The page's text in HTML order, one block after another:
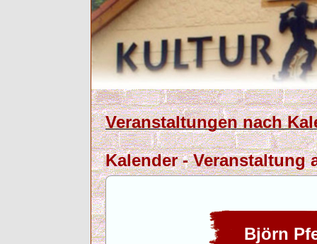
Veranstaltungen nach
Kalender - Veranstaltung
Björn